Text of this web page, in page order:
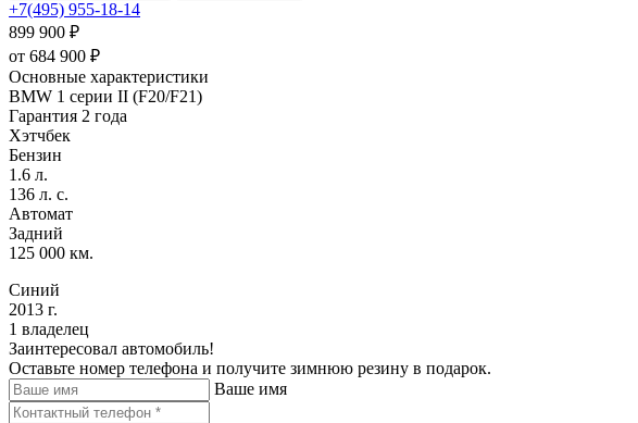
+7(495) 955-18-14
899 900 ₽
от 684 900 ₽
Основные характеристики
BMW 1 серии II (F20/F21)
Гарантия 2 года
Хэтчбек
Бензин
1.6 л.
136 л. с.
Автомат
Задний
125 000 км.
Синий
2013 г.
1 владелец
Заинтересовал автомобиль!
Оставьте номер телефона и получите зимнюю резину в подарок.
Ваше имя